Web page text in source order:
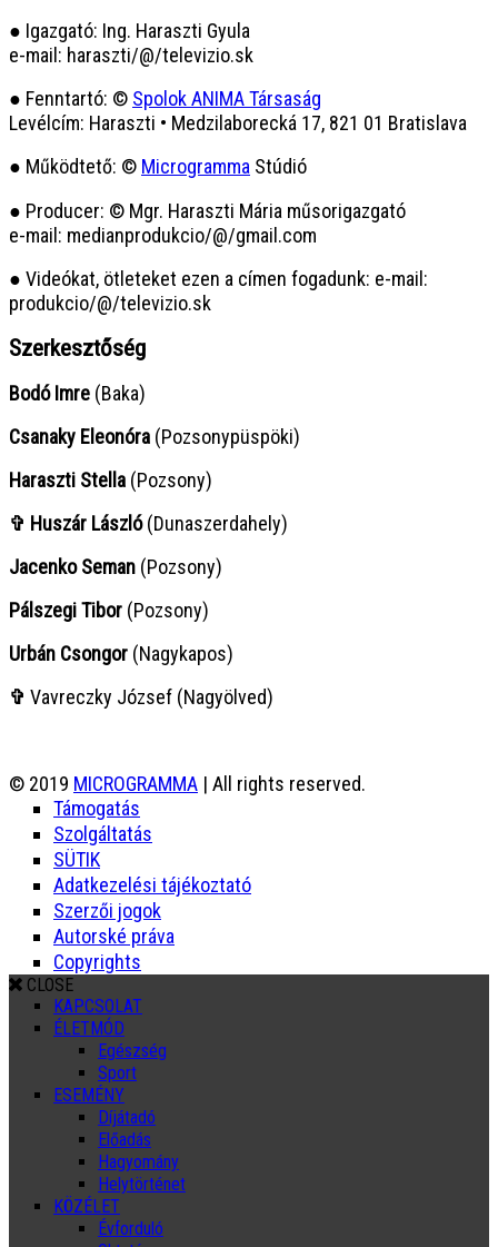
● Igazgató: Ing. Haraszti Gyula
e-mail: haraszti/@/televizio.sk
● Fenntartó: © Spolok ANIMA Társaság
Levélcím: Haraszti • Medzilaborecká 17, 821 01 Bratislava
● Működtető: © Microgramma Stúdió
● Producer: © Mgr. Haraszti Mária műsorigazgató
e-mail: medianprodukcio/@/gmail.com
● Videókat, ötleteket ezen a címen fogadunk: e-mail:
produkcio/@/televizio.sk
Szerkesztőség
Bodó Imre (Baka)
Csanaky Eleonóra (Pozsonypüspöki)
Haraszti Stella (Pozsony)
✞ Huszár László(Dunaszerdahely)
Jacenko Seman (Pozsony)
Pálszegi Tibor (Pozsony)
Urbán Csongor (Nagykapos)
✞ Vavreczky József (Nagyölved)
© 2019 MICROGRAMMA | All rights reserved.
Támogatás
Szolgáltatás
SÜTIK
Adatkezelési tájékoztató
Szerzői jogok
Autorské práva
Copyrights
CLOSE
KAPCSOLAT
ÉLETMÓD
Egészség
Sport
ESEMÉNY
Díjátadó
Előadás
Hagyomány
Helytörténet
KÖZÉLET
Évforduló